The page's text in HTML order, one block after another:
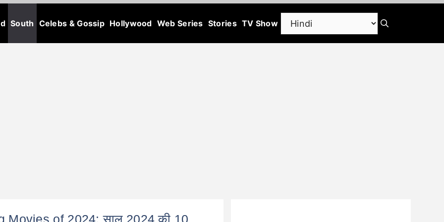
South Celebs & Gossip Hollywood Web Series Stories TV Show
Movies of 2024: साल 2024 की 10